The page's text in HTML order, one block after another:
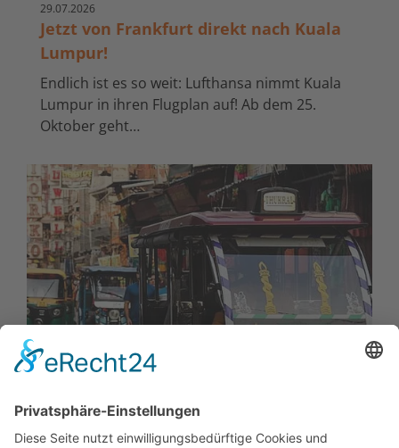
29.07.2026
Jetzt von Frankfurt direkt nach Kuala
Lumpur!
Endlich ist es so weit: Lufthansa nimmt Kuala
Lumpur in ihren Flugplan auf! Ab dem 25.
Oktober geht…